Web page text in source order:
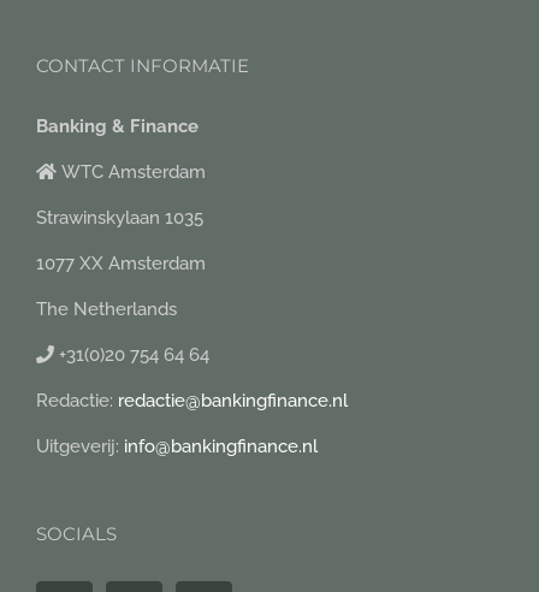
CONTACT INFORMATIE
Banking & Finance
WTC Amsterdam
Strawinskylaan 1035
1077 XX Amsterdam
The Netherlands
+31(0)20 754 64 64
Redactie: redactie@bankingfinance.nl
Uitgeverij: info@bankingfinance.nl
SOCIALS